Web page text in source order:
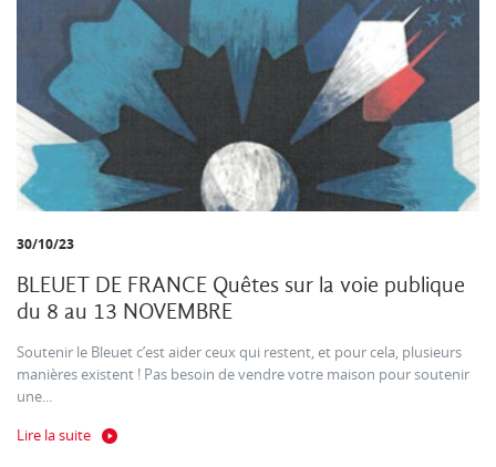
30/10/23
BLEUET DE FRANCE Quêtes sur la voie publique
du 8 au 13 NOVEMBRE
Soutenir le Bleuet c’est aider ceux qui restent, et pour cela, plusieurs
manières existent ! Pas besoin de vendre votre maison pour soutenir
une...
Lire la suite